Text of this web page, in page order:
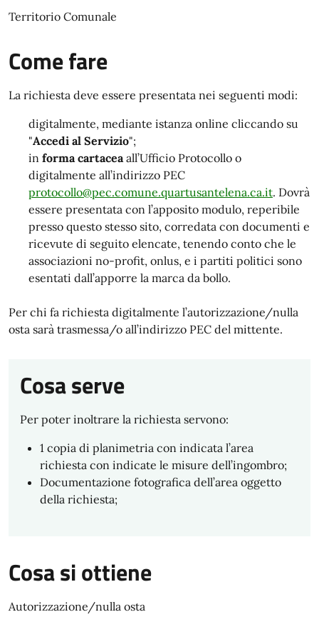
Territorio Comunale
Come fare
La richiesta deve essere presentata nei seguenti modi:
digitalmente, mediante istanza online cliccando su
"Accedi al Servizio";
in forma cartaceaall’Ufficio Protocollo o
digitalmente all’indirizzo PEC
protocollo@pec.comune.quartusantelena.ca.it. Dovrà
essere presentata con l’apposito modulo, reperibile
presso questo stesso sito, corredata con documenti e
ricevute di seguito elencate, tenendo conto che le
associazioni no-profit, onlus, e i partiti politici sono
esentati dall’apporre la marca da bollo.
Per chi fa richiesta digitalmente l’autorizzazione/nulla
osta sarà trasmessa/o all’indirizzo PEC del mittente.
Cosa serve
Per poter inoltrare la richiesta servono:
1 copia di planimetria con indicata l’area
richiesta con indicate le misure dell’ingombro;
Documentazione fotografica dell’area oggetto
della richiesta;
Cosa si ottiene
Autorizzazione/nulla osta